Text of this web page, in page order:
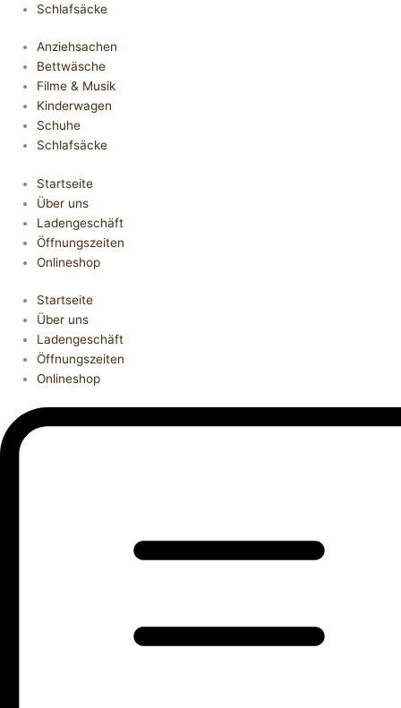
Schlafsäcke
Anziehsachen
Bettwäsche
Filme & Musik
Kinderwagen
Schuhe
Schlafsäcke
Startseite
Über uns
Ladengeschäft
Öffnungszeiten
Onlineshop
Startseite
Über uns
Ladengeschäft
Öffnungszeiten
Onlineshop